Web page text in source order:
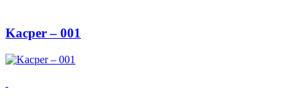
Kacper – 001